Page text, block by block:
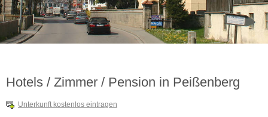
Hotels / Zimmer / Pension in Peißenberg
Unterkunft kostenlos eintragen